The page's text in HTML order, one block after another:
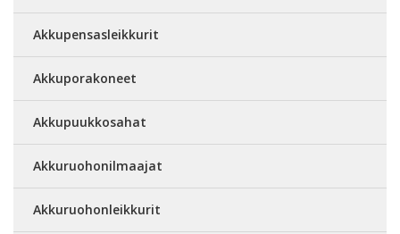
Akkupensasleikkurit
Akkuporakoneet
Akkupuukkosahat
Akkuruohonilmaajat
Akkuruohonleikkurit